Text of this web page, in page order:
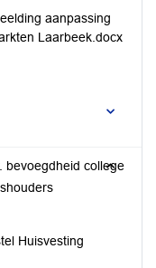
aanpassing
Laarbeek.docx
bevoegdheid college
Huisvesting